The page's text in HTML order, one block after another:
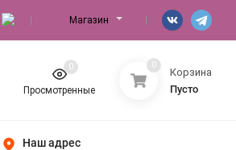
Магазин
Просмотренные
0 0
Корзина
Пусто
Наш адрес